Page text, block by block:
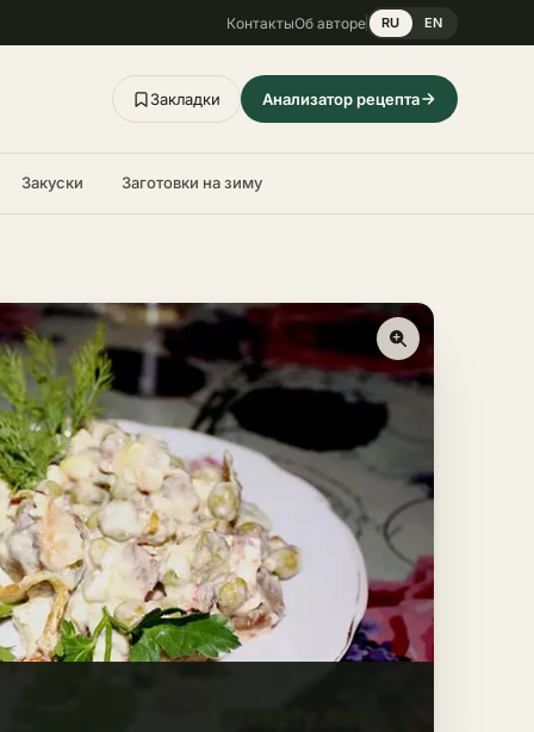
КонтактыОб авторе RU EN
Закладки Анализатор рецепта
Закуски Заготовки на зиму